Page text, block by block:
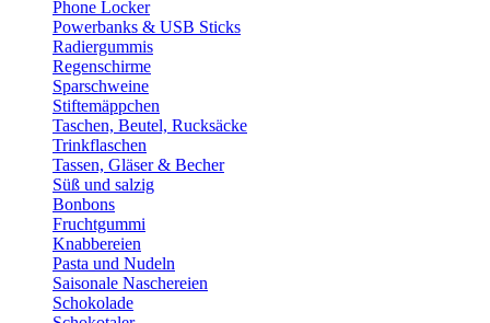
Phone Locker
Powerbanks & USB Sticks
Radiergummis
Regenschirme
Sparschweine
Stiftemäppchen
Taschen, Beutel, Rucksäcke
Trinkflaschen
Tassen, Gläser & Becher
Süß und salzig
Bonbons
Fruchtgummi
Knabbereien
Pasta und Nudeln
Saisonale Naschereien
Schokolade